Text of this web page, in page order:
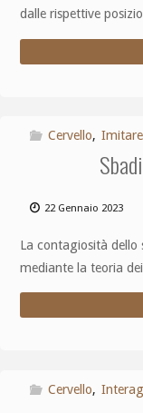
dalle rispettive
Cervello, Imitare
22 Gennaio 2023
La contagiosità dello
mediante la teoria
Cervello,